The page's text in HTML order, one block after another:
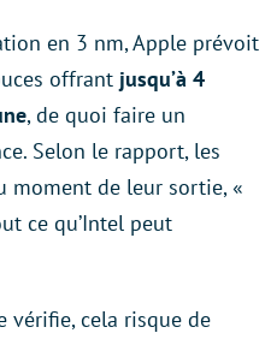
en 3 nm, Apple prévoit
offrant jusqu’à 4
, de quoi faire un
Selon le rapport, les
moment de leur sortie, «
ce qu’Intel peut
vérifie, cela risque de